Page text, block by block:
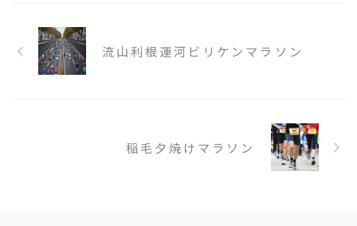
流山利根運河ビリケンマラソン
稲毛夕焼けマラソン